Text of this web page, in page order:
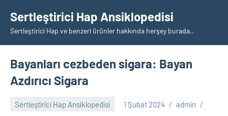
geçSertleştirici Hap Ansiklopedisi
Sertleştirici Hap ve benzeri ürünler hakkında herşey burada..
Bayanları cezbeden sigara: Bayan
Azdırıcı Sigara
Sertleştirici Hap Ansiklopedisi 1 Şubat 2024
admin